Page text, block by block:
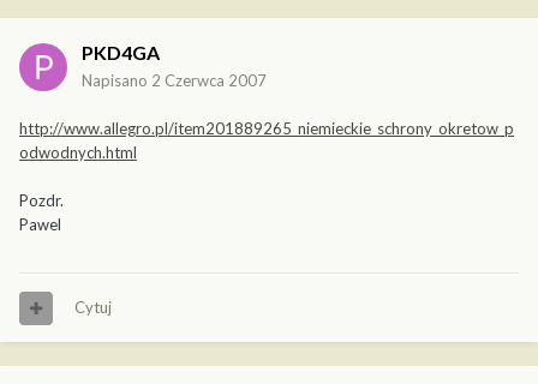
PKD4GA
Napisano 2 Czerwca 2007
http://www.allegro.pl/item201889265_niemieckie_schrony_okretow_p
odwodnych.html
Pozdr.
Pawel
Cytuj